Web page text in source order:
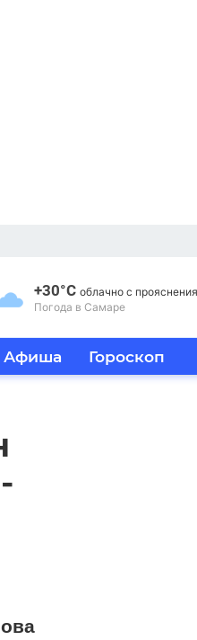
+30°C облачно с
Погода в Самаре
Афиша Гороскоп